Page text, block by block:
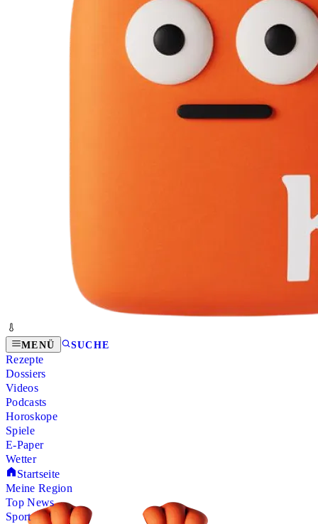
MENÜ SUCHE
Rezepte
Dossiers
Videos
Podcasts
Horoskope
Spiele
E-Paper
Wetter
Startseite
Meine Region
Top News
Sport